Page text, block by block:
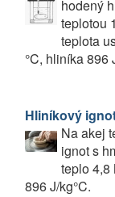
hodený
teplotou
teplota
°C, hliníka 896
Hliníkový
Na akej
ignot s
teplo 4,8
896 J/kg°C.